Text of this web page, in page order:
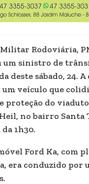
Rodoviária,
um sinistro de
deste sábado, 24.
veículo que
proteção do
no bairro Santa
1h30.
Ford Ka, com
era conduzido por